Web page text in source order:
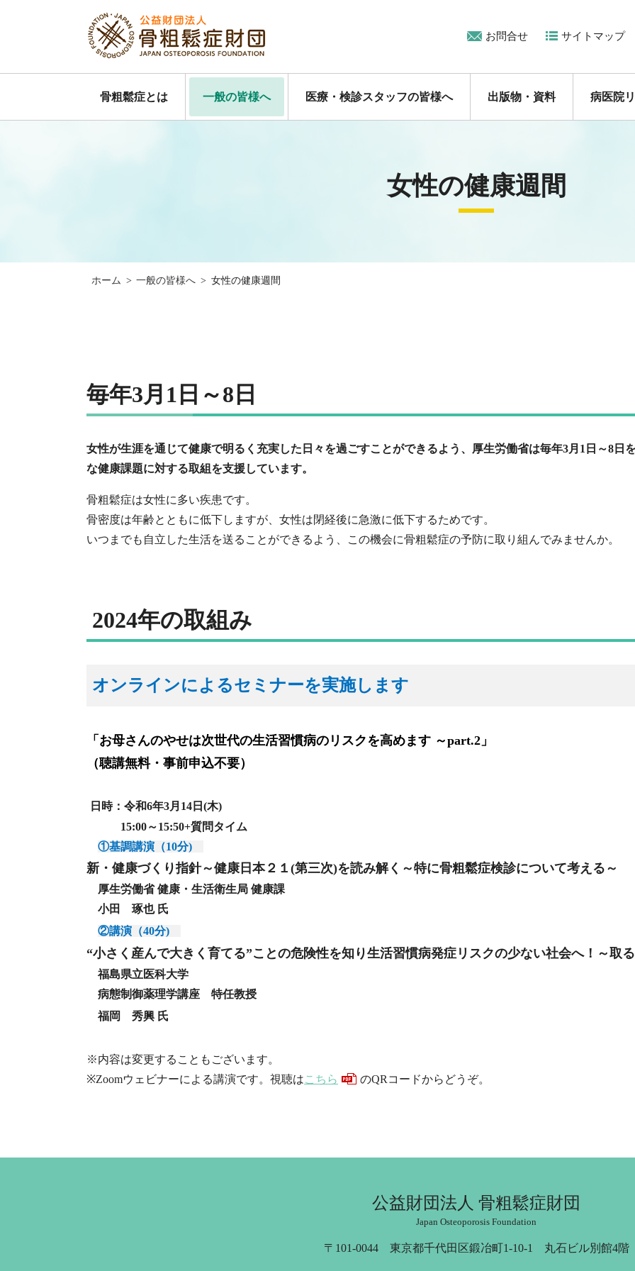
お問合せ サイトマップ
骨粗鬆症とは 一般の皆様へ 医療・検診スタッフの皆様へ 出版物・資料 病医院
女性の健康週間
ホーム > 一般の皆様へ > 女性の健康週間
毎年3月1日～8日
女性が生涯を通じて健康で明るく充実した日々を過ごすことができるよう、厚生労働省は毎年3月1日～8日
な健康課題に対する取組を支援しています。
骨粗鬆症は女性に多い疾患です。
骨密度は年齢とともに低下しますが、女性は閉経後に急激に低下するためです。
いつまでも自立した生活を送ることができるよう、この機会に骨粗鬆症の予防に取り組んでみませんか。
2024年の取組み
オンラインによるセミナーを実施します
「お母さんのやせは次世代の生活習慣病のリスクを高めます ～part.2」
（聴講無料・事前申込不要）
日時：令和6年3月14日(木)
15:00～15:50+質問タイム
①基調講演（10分)
新・健康づくり指針～健康日本２１(第三次)を読み解く～特に骨粗鬆症検診について考える～
厚生労働省 健康・生活衛生局 健康課
小田 琢也 氏
②講演（40分)
“小さく産んで大きく育てる”ことの危険性を知り生活習慣病発症リスクの少ない社会へ！～取
福島県立医科大学
病態制御薬理学講座 特任教授
福岡　秀興 氏
※内容は変更することもございます。
※Zoomウェビナーによる講演です。視聴はこちら のQRコードからどうぞ。
公益財団法人 骨粗鬆症財団
Japan Osteoporosis Foundation
〒101-0044 東京都千代田区鍛冶町1-10-1 丸石ビル別館4階